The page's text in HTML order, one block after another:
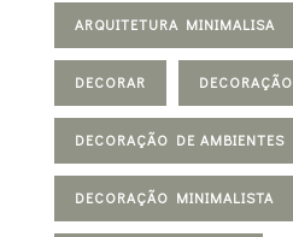
ARQUITETURA MINIMALISA
DECORAR DECORAÇÃO
DECORAÇÃO DE AMBIENTES
DECORAÇÃO MINIMALISTA